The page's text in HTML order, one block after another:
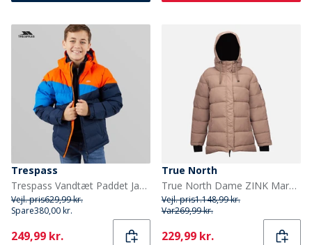
Trespass
Trespass Vandtæt Paddet Jakke med Hætte til Junior Drenge Blå/Rød/Blå
Vejl. pris629,99 kr.
Spare380,00 kr.
Current
249,99 kr.
True North
True North Dame ZINK Mary Puffer Walnut
Vejl. pris1.148,99 kr.
Var269,99 kr.
Current
229,99 kr.